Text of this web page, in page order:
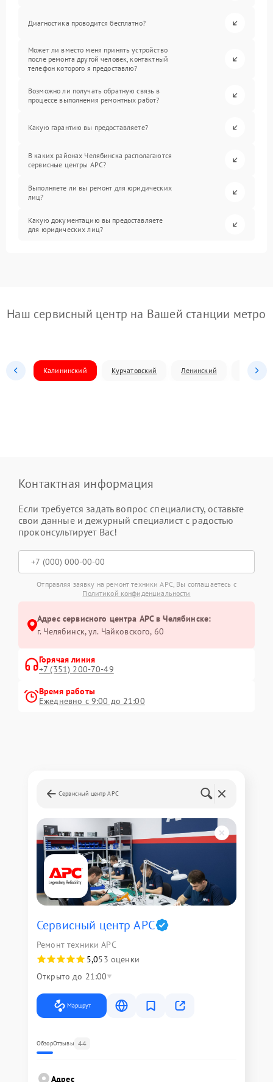
Диагностика проводится бесплатно?
Может ли вместо меня принять устройство
после ремонта другой человек, контактный
телефон которого я предоставлю?
Возможно ли получать обратную связь в
процессе выполнения ремонтных работ?
Какую гарантию вы предоставляете?
В каких районах Челябинска располагаются
сервисные центры APC?
Выполняете ли вы ремонт для юридических
лиц?
Какую документацию вы предоставляете
для юридических лиц?
Наш сервисный центр на Вашей станции метро
Калининский Курчатовский Ленинский
Контактная информация
Если требуется задать вопрос специалисту, оставьте
свои данные и дежурный специалист с радостью
проконсультирует Вас!
Отправляя заявку на ремонт техники APC, Вы соглашаетесь с
Политикой конфиденциальности
Адрес сервисного центра APC в Челябинске:
г. Челябинск, ул. Чайковского, 60
Горячая линия
+7 (351) 200-70-49
Время работы
Ежедневно с 9:00 до 21:00
Сервисный центр APC
Сервисный центр APC
Ремонт техники APC
5,053 оценки
Открыто до 21:00
Маршрут
ОбзорОтзывы 44
Адрес